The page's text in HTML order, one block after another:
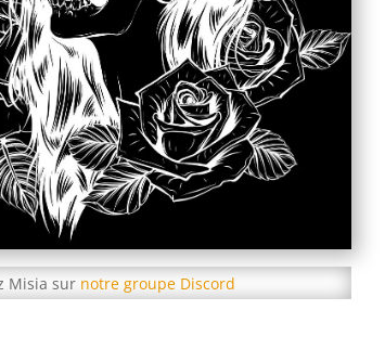
Misia sur notre groupe Discord